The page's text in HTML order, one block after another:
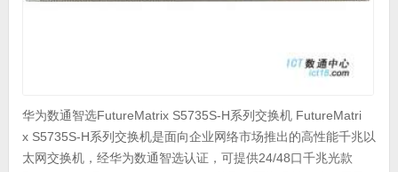
华为数通智选FutureMatrix S5735S-H系列交换机 FutureMatri
x S5735S-H系列交换机是面向企业网络市场推出的高性能千兆以
太网交换机，经华为数通智选认证，可提供24/48口千兆光款